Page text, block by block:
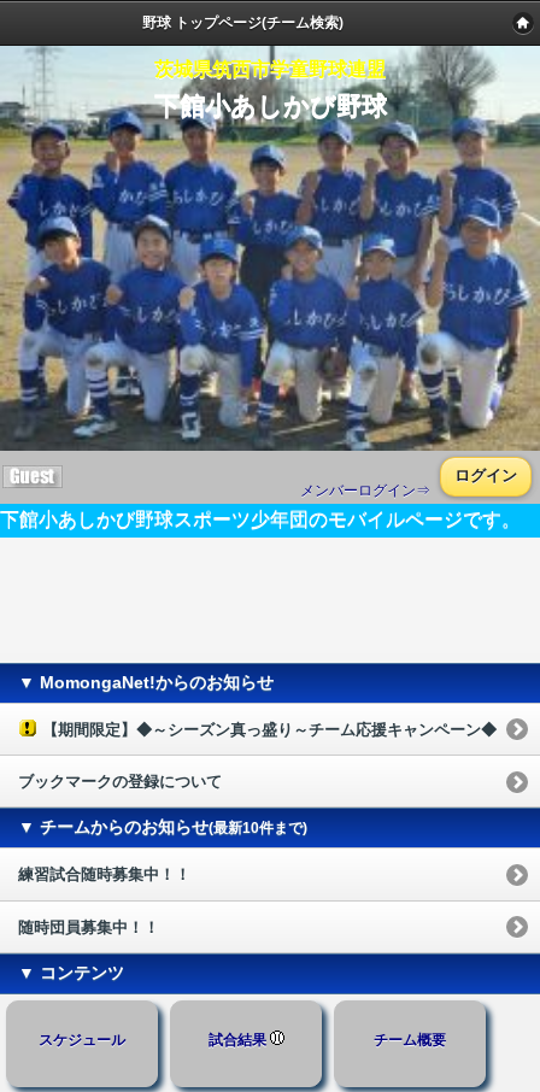
野球 トップページ(チーム検索)
茨城県筑西市学童野球連盟
下館小あしかび野球
メンバーログイン⇒
ログイン
下館小あしかび野球スポーツ少年団のモバイルページです。
▼ MomongaNet!からのお知らせ
【期間限定】◆～シーズン真っ盛り～チーム応援キャンペーン◆
ブックマークの登録について
▼ チームからのお知らせ(最新10件まで)
練習試合随時募集中！！
随時団員募集中！！
▼ コンテンツ
スケジュール 試合結果 チーム概要